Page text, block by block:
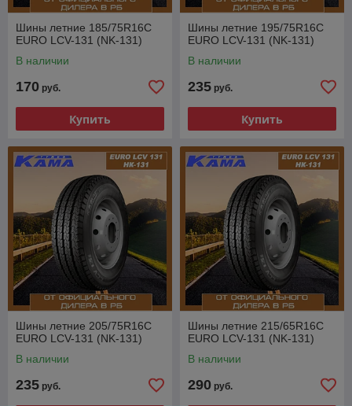
Шины летние 185/75R16C
EURO LCV-131 (NK-131)
В наличии
170 руб.
Купить
Шины летние 195/75R16C
EURO LCV-131 (NK-131)
В наличии
235 руб.
Купить
Шины летние 205/75R16C
EURO LCV-131 (NK-131)
В наличии
235 руб.
Шины летние 215/65R16C
EURO LCV-131 (NK-131)
В наличии
290 руб.